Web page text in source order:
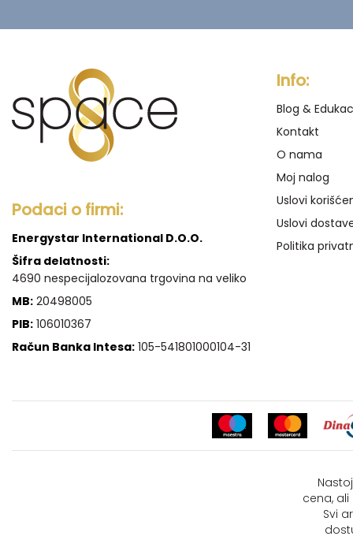
Podaci o firmi:
Energystar International D.O.O.
Šifra delatnosti:
4690 nespecijalozovana trgovina na veliko
MB: 20498005
PIB: 106010367
Račun Banka Intesa: 105-541801000104-31
Info:
Blog &
Kontakt
O nama
Moj nalog
Uslovi
Uslovi
Politika
cena,
Svi